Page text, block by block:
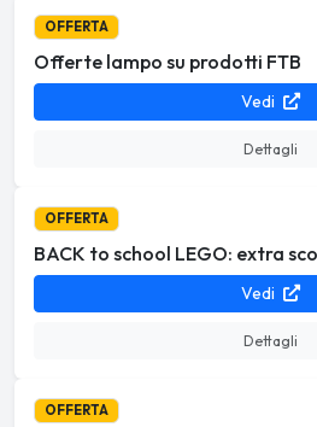
OFFERTA
Offerte lampo su prodotti FTB
Vedi
Dettagli
OFFERTA
BACK to school LEGO: extra
Vedi
Dettagli
OFFERTA